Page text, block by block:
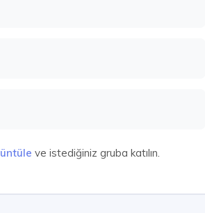
ve istediğiniz gruba katılın.